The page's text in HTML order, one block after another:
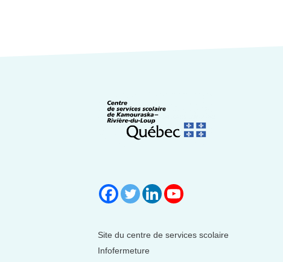
Site du centre de services scolaire
Infofermeture